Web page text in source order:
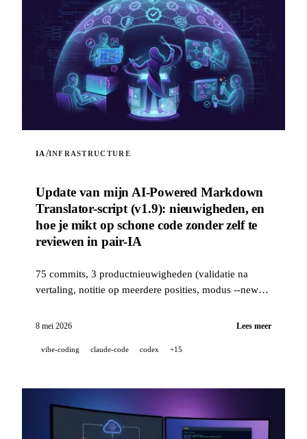
IA /INFRASTRUCTURE
Update van mijn AI-Powered Markdown
Translator-script (v1.9): nieuwigheden, en
hoe je mikt op schone code zonder zelf te
reviewen in pair-IA
75 commits, 3 productnieuwigheden (validatie na
vertaling, notitie op meerdere posities, modus --news)
door AI ondersteunde PR-review) om schone code na
pair-IA.
8 mei 2026 Lees meer
vibe-coding claude-code codex +15